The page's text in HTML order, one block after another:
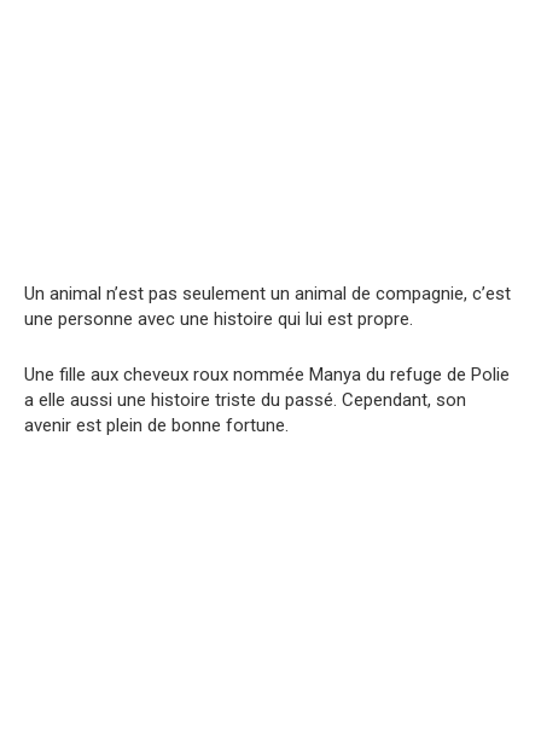
Un animal n’est pas seulement un animal de compagnie, c’est
une personne avec une histoire qui lui est propre.
Une fille aux cheveux roux nommée Manya du refuge de Polie
a elle aussi une histoire triste du passé. Cependant, son
avenir est plein de bonne fortune.